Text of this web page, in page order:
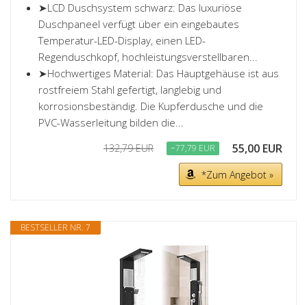
➤LCD Duschsystem schwarz: Das luxuriöse
Duschpaneel verfügt über ein eingebautes
Temperatur-LED-Display, einen LED-
Regenduschkopf, hochleistungsverstellbaren...
➤Hochwertiges Material: Das Hauptgehäuse ist aus
rostfreiem Stahl gefertigt, langlebig und
korrosionsbeständig. Die Kupferdusche und die
PVC-Wasserleitung bilden die...
132,79 EUR −77,79 EUR 55,00 EUR
*Zum Angebot »
BESTSELLER NR. 7